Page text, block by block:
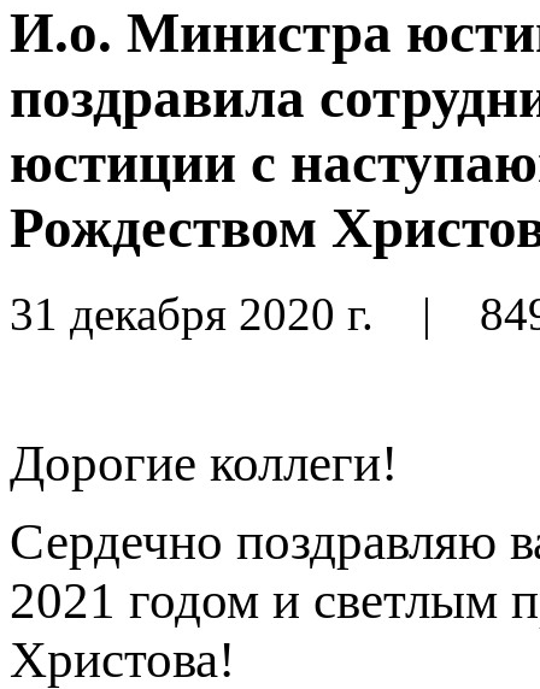
И.о. Министра
поздравила
юстиции с
Рождеством
31 декабря 2020 г. |
Дорогие коллеги!
Сердечно поздравляю
2021 годом и светлым
Христова!